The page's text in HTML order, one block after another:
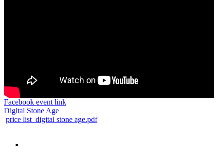
Facebook event link
Digital Stone Age
price list_digital stone age.pdf